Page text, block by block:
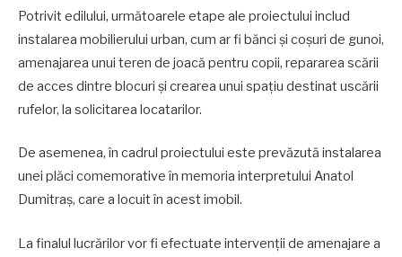
Potrivit edilului, următoarele etape ale proiectului includ
instalarea mobilierului urban, cum ar fi bănci și coșuri de gunoi,
amenajarea unui teren de joacă pentru copii, repararea scării
de acces dintre blocuri și crearea unui spațiu destinat uscării
rufelor, la solicitarea locatarilor.
De asemenea, în cadrul proiectului este prevăzută instalarea
unei plăci comemorative în memoria interpretului Anatol
Dumitraș, care a locuit în acest imobil.
La finalul lucrărilor vor fi efectuate intervenții de amenajare a